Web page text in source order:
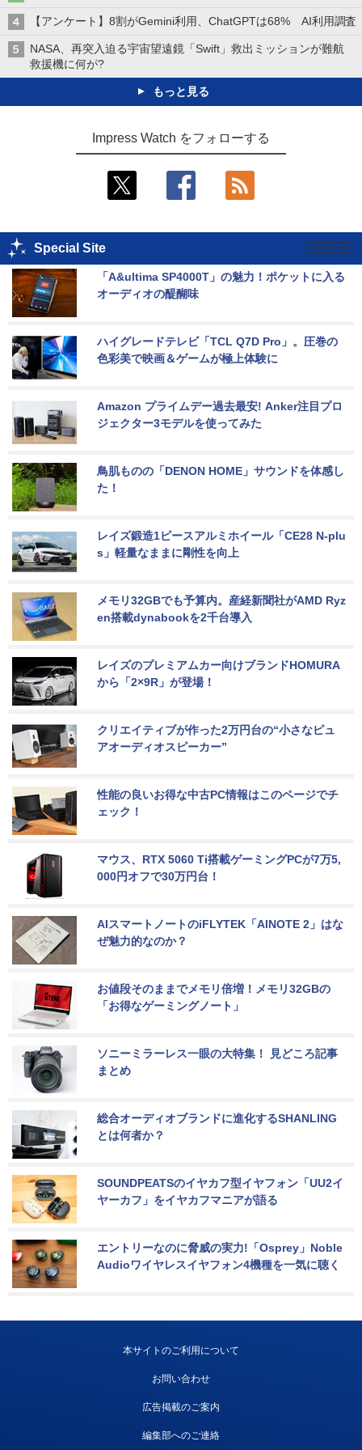
【アンケート】8割がGemini利用、ChatGPTは68% AI利用調査
NASA、再突入迫る宇宙望遠鏡「Swift」救出ミッションが難航
救援機に何が?
もっと見る
Impress Watch をフォローする
Special Site
「A&ultima SP4000T」の魅力！ポケットに入る
オーディオの醍醐味
ハイグレードテレビ「TCL Q7D Pro」。圧巻の
色彩美で映画＆ゲームが極上体験に
Amazon プライムデー過去最安! Anker注目プロ
ジェクター3モデルを使ってみた
鳥肌ものの「DENON HOME」サウンドを体感し
た！
レイズ鍛造1ピースアルミホイール「CE28 N-plu
s」軽量なままに剛性を向上
メモリ32GBでも予算内。産経新聞社がAMD Ryz
en搭載dynabookを2千台導入
レイズのプレミアムカー向けブランドHOMURA
から「2×9R」が登場！
クリエイティブが作った2万円台の“小さなピュ
アオーディオスピーカー”
性能の良いお得な中古PC情報はこのページでチ
ェック！
マウス、RTX 5060 Ti搭載ゲーミングPCが7万5,
000円オフで30万円台！
AIスマートノートのiFLYTEK「AINOTE 2」はな
ぜ魅力的なのか？
お値段そのままでメモリ倍増！メモリ32GBの
「お得なゲーミングノート」
ソニーミラーレス一眼の大特集！ 見どころ記事
まとめ
総合オーディオブランドに進化するSHANLING
とは何者か？
SOUNDPEATSのイヤカフ型イヤフォン「UU2イ
ヤーカフ」をイヤカフマニアが語る
エントリーなのに脅威の実力!「Osprey」Noble
Audioワイヤレスイヤフォン4機種を一気に聴く
本サイトのご利用について
お問い合わせ
広告掲載のご案内
編集部へのご連絡